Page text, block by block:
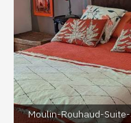
Moulin-Rouhaud-